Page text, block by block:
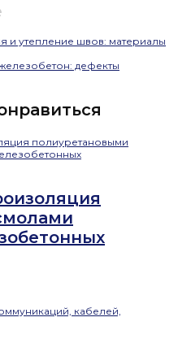
и утепление швов: материалы
дефекты